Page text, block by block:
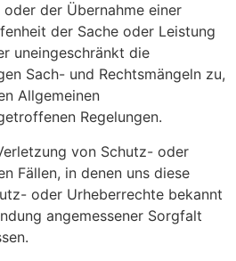
der Übernahme einer
der Sache oder Leistung
uneingeschränkt die
Sach- und Rechtsmängeln zu,
Allgemeinen
Regelungen.
von Schutz- oder
Fällen, in denen uns diese
oder Urheberrechte bekannt
ange­messener Sorgfalt